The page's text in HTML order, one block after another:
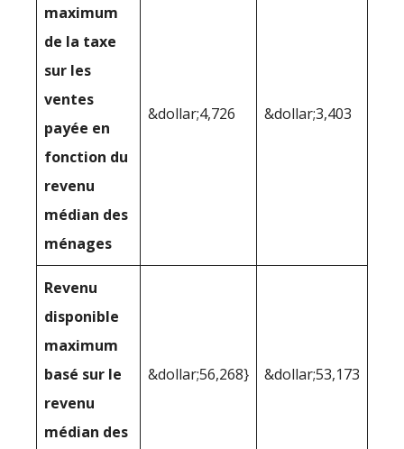
maximum
de la taxe
sur les
ventes
payée en
fonction du
revenu
médian des
ménages
&dollar;4,726 &dollar;3,403
Revenu
disponible
maximum
basé sur le
revenu
médian des
&dollar;56,268} &dollar;53,173